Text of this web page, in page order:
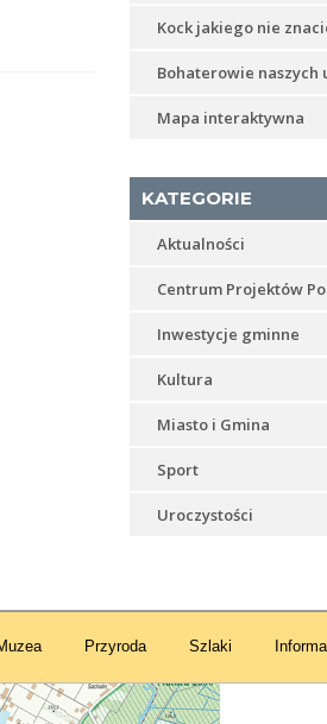
Kock jakiego nie
Bohaterowie naszych
Mapa interaktywna
KATEGORIE
Aktualności
Centrum Projektów
Inwestycje gminne
Kultura
Miasto i Gmina
Sport
Uroczystości